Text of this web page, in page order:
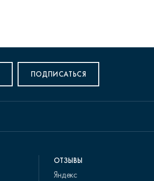
ПОДПИСАТЬСЯ
ОТЗЫВЫ
Яндекс